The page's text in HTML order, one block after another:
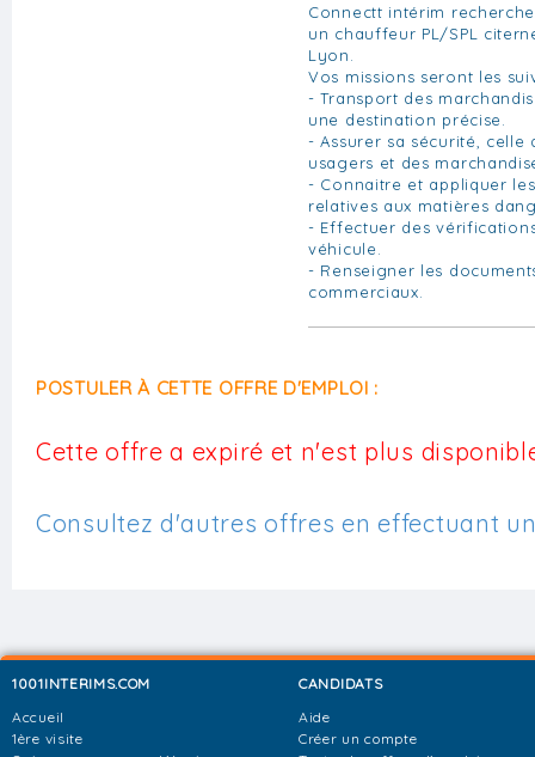
Connectt intérim
un chauffeur PL/SPL
Lyon.
Vos missions seront les
- Transport des
une destination précise.
- Assurer sa sécurité, celle
usagers et des
- Connaitre et appliquer
relatives aux matières
- Effectuer des
véhicule.
- Renseigner les
commerciaux.
POSTULER À CETTE OFFRE D'EMPLOI :
Cette offre a expiré et n'est plus
Consultez d'autres offres en effectuant
1001INTERIMS.COM
Accueil
1ère visite
CANDIDATS
Aide
Créer un compte